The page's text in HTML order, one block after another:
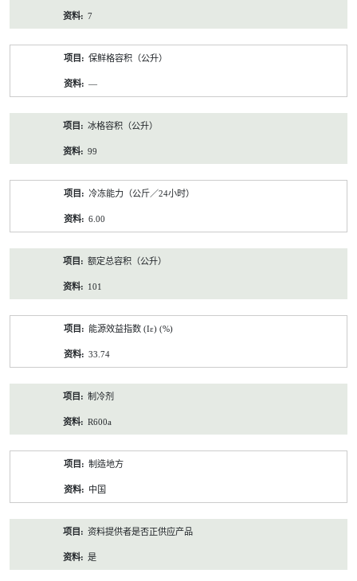
7
保鲜格容积（公升）
—
冰格容积（公升）
99
冷冻能力（公斤／24小时）
6.00
额定总容积（公升）
101
能源效益指数 (Iε) (%)
33.74
制冷剂
R600a
制造地方
中国
资料提供者是否正供应产品
是